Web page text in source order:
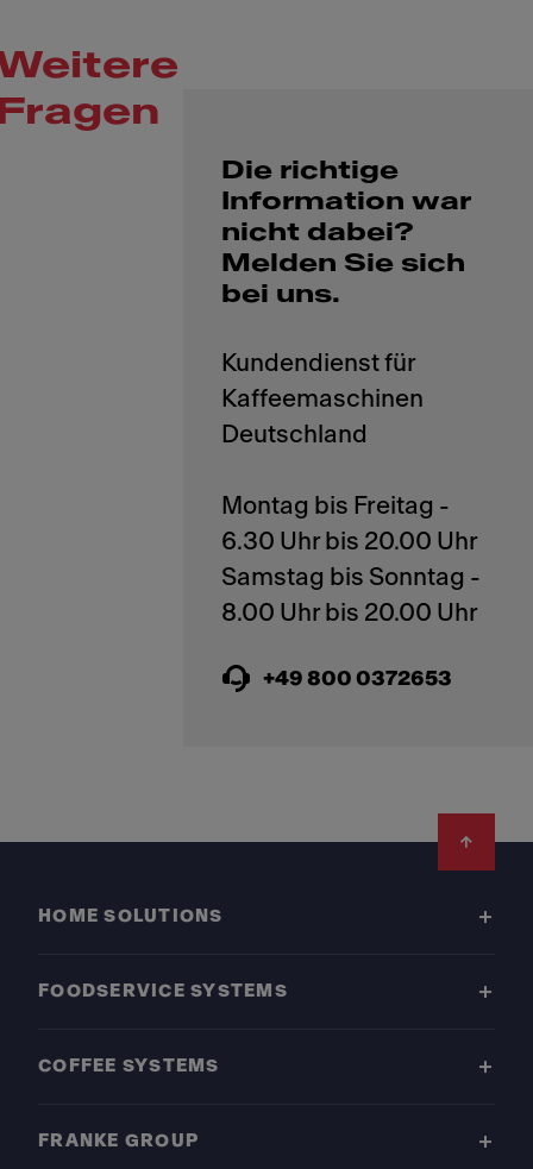
Die richtige
Information war
nicht dabei?
Melden Sie sich
bei uns.
Kundendienst für
Kaffeemaschinen
Deutschland
Montag bis Freitag -
6.30 Uhr bis 20.00 Uhr
Samstag bis Sonntag -
+49 800 0372653
HOME SOLUTIONS
FOODSERVICE SYSTEMS
COFFEE SYSTEMS
FRANKE GROUP